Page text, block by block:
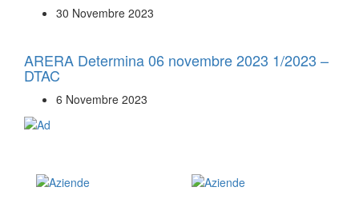
30 Novembre 2023
ARERA Determina 06 novembre 2023 1/2023 –
DTAC
6 Novembre 2023